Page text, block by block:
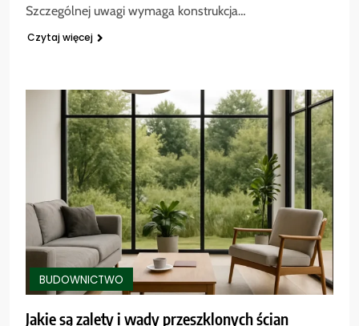
Szczególnej uwagi wymaga konstrukcja…
Czytaj więcej
BUDOWNICTWO
Jakie są zalety i wady przeszklonych ścian